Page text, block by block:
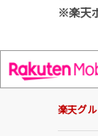
※楽天
楽天グ